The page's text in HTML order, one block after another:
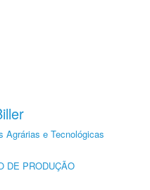
Agrárias e Tecnológicas
DE PRODUÇÃO